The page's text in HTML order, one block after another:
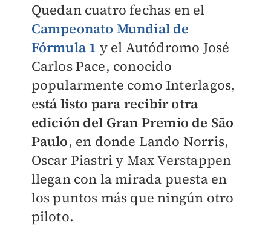
Quedan cuatro fechas en el
Campeonato Mundial de
Fórmula 1 y el Autódromo José
Carlos Pace, conocido
popularmente como Interlagos,
está listo para recibir otra
edición del Gran Premio de São
Paulo, en donde Lando Norris,
Oscar Piastri y Max Verstappen
llegan con la mirada puesta en
los puntos más que ningún otro
piloto.